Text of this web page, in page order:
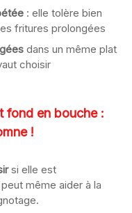
: elle tolère bien
fritures prolongées
dans un même plat
choisir
fond en bouche :
!
si elle est
même aider à la